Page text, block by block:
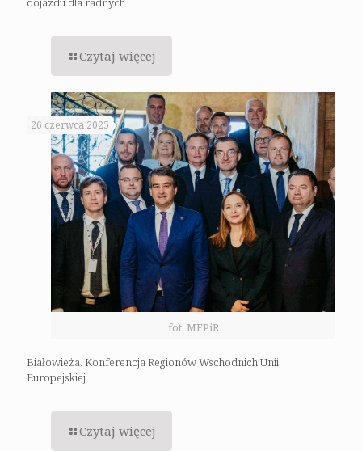
Czytaj więcej
fot. MFPiR
26 czerwca 2025
Białowieża. Konferencja Regionów Wschodnich Unii
Europejskiej
Czytaj więcej